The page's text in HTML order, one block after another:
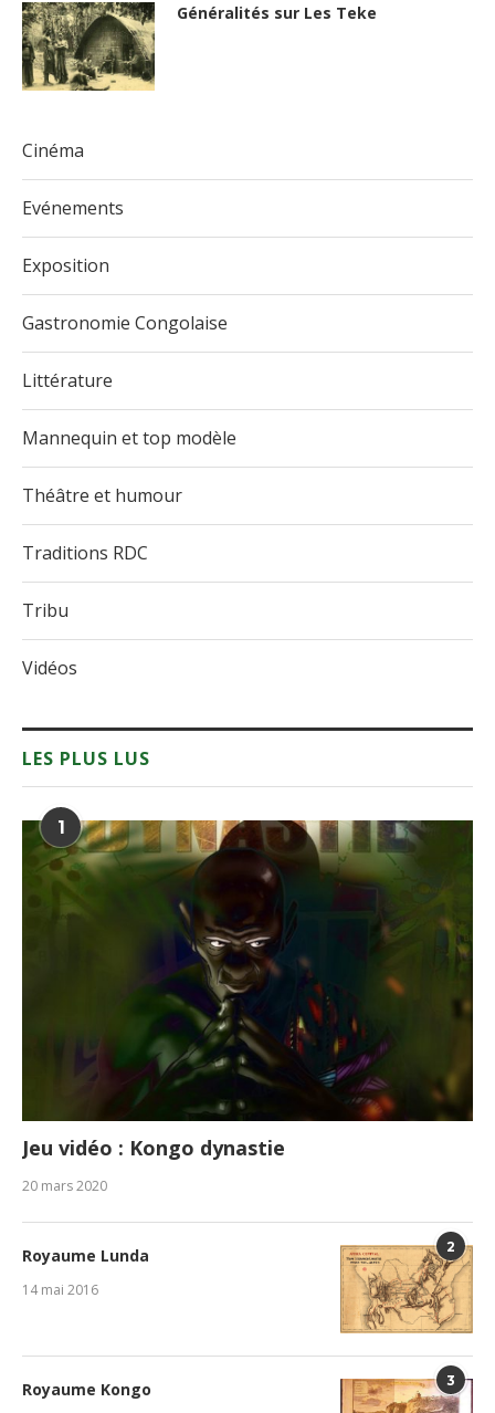
Généralités sur Les Teke
Cinéma
Evénements
Exposition
Gastronomie Congolaise
Littérature
Mannequin et top modèle
Théâtre et humour
Traditions RDC
Tribu
Vidéos
LES PLUS LUS
1
Jeu vidéo : Kongo dynastie
20 mars 2020
2
Royaume Lunda
14 mai 2016
3
Royaume Kongo